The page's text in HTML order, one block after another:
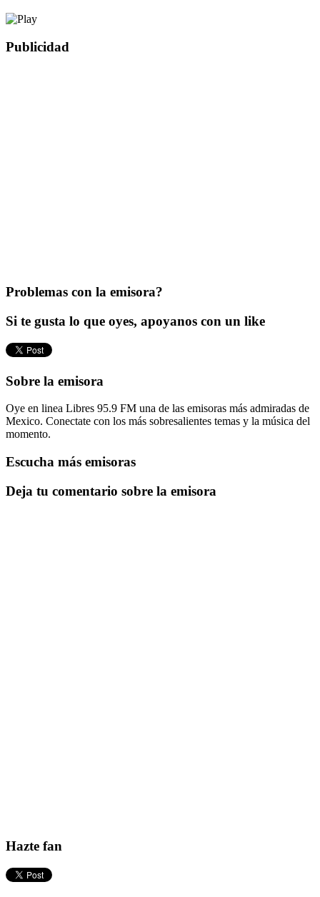
Publicidad
Problemas con la emisora?
Si te gusta lo que oyes, apoyanos con un like
Sobre la emisora
Oye en linea Libres 95.9 FM una de las emisoras más admiradas de
Mexico. Conectate con los más sobresalientes temas y la música del
momento.
Escucha más emisoras
Deja tu comentario sobre la emisora
Hazte fan